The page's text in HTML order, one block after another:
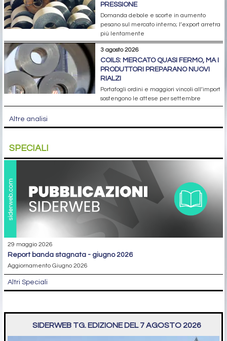
PRESSIONE
Domanda debole e scorte in aumento
pesano sul mercato interno; l’export arretra
più lentamente
3 agosto 2026
COILS: MERCATO QUASI FERMO, MA I
PRODUTTORI PREPARANO NUOVI
RIALZI
Portafogli ordini e maggiori vincoli all’import
sostengono le attese per settembre
Altre analisi
SPECIALI
29 maggio 2026
report banda stagnata - giugno 2026
Aggiornamento Giugno 2026
Altri Speciali
SIDERWEB TG. EDIZIONE DEL 7 AGOSTO 2026